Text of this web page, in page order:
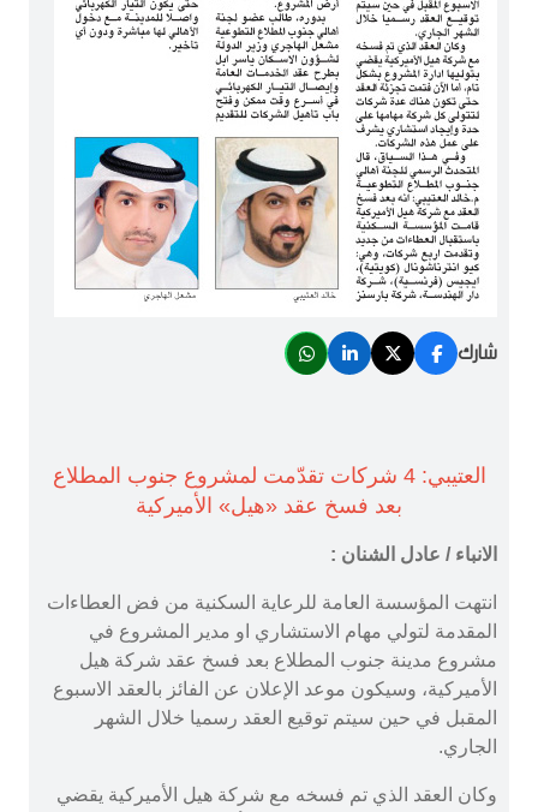
شارك
العتيبي: 4 شركات تقدّمت لمشروع جنوب المطلاع
بعد فسخ عقد «هيل» الأميركية
الانباء / عادل الشنان :
انتهت المؤسسة العامة للرعاية السكنية من فض العطاءات
المقدمة لتولي مهام الاستشاري او مدير المشروع في
مشروع مدينة جنوب المطلاع بعد فسخ عقد شركة هيل
الأميركية، وسيكون موعد الإعلان عن الفائز بالعقد الاسبوع
المقبل في حين سيتم توقيع العقد رسميا خلال الشهر
الجاري.
وكان العقد الذي تم فسخه مع شركة هيل الأميركية يقضي